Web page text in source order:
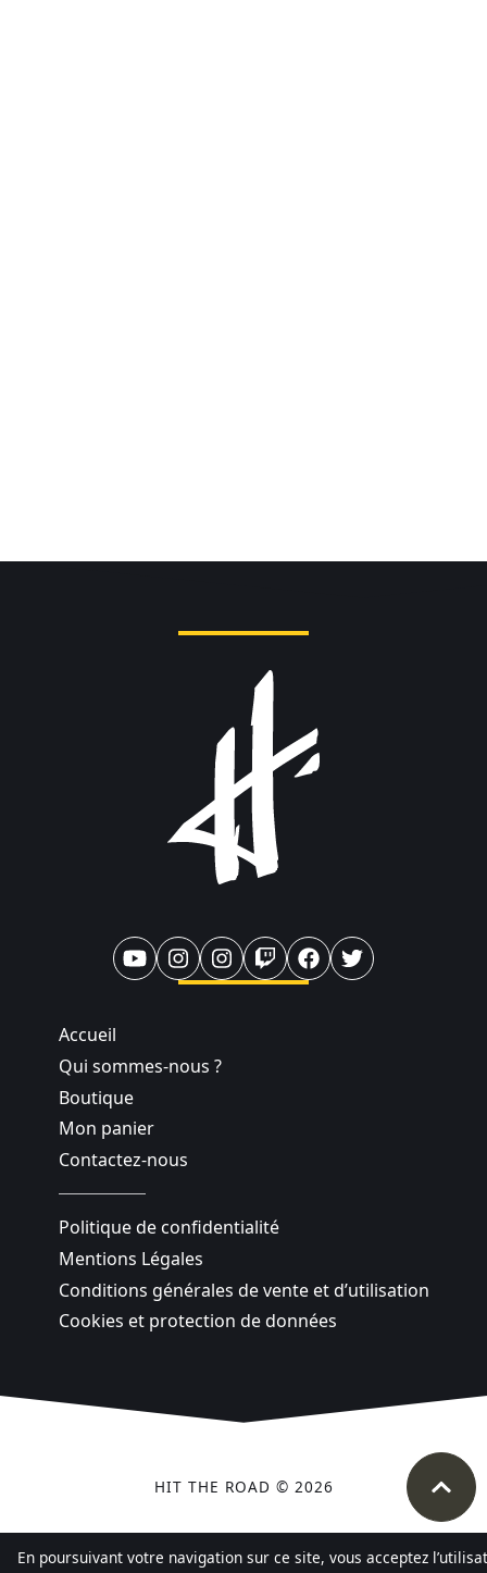
Accueil
Qui sommes-nous ?
Boutique
Mon panier
Contactez-nous
Politique de confidentialité
Mentions Légales
Conditions générales de vente et d’utilisation
Cookies et protection de données
HIT THE ROAD © 2026
En poursuivant votre navigation sur ce site, vous acceptez